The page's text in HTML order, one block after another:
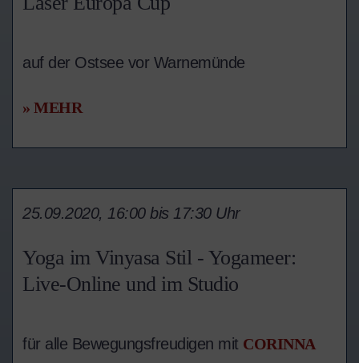
auf der Ostsee vor Warnemünde
» MEHR
Yoga im Vinyasa Stil - Yogameer:
Live-Online und im Studio
25.09.2020, 16:00 bis 17:30 Uhr
für alle Bewegungsfreudigen mit CORINNA